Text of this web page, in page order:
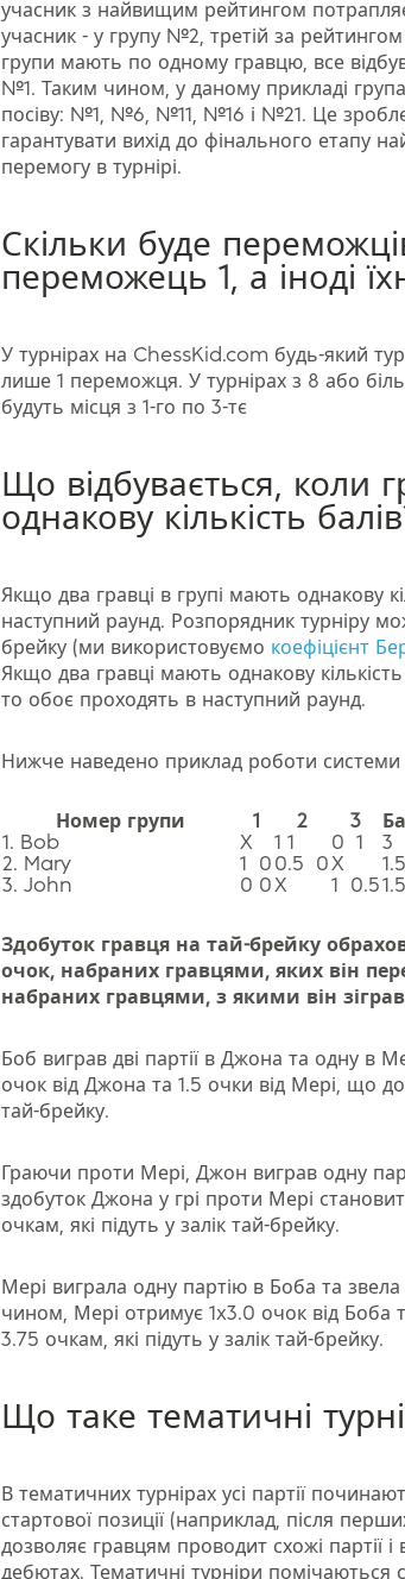
учасник з найвищим рейтингом
учасник - у групу №2, третій за рейтингом
групи мають по одному гравцю, все
№1. Таким чином, у даному прикладі
посіву: №1, №6, №11, №16 і №21. Це
гарантувати вихід до фінального етапу
перемогу в турнірі.
Скільки буде
переможець 1, а іноді
У турнірах на ChessKid.com будь-який
лише 1 переможця. У турнірах з 8 або
будуть місця з 1-го по 3-тє
Що відбувається, коли
однакову кількість
Якщо два гравці в групі мають однакову
наступний раунд. Розпорядник турніру
брейку (ми використовуємо коефіцієнт
Якщо два гравці мають однакову
то обоє проходять в наступний раунд.
Нижче наведено приклад роботи системи
Номер групи 1 2 3
1. Bob
X 1 1 0 1 3
2. Mary
1 0 0.5 0 X 1.5
3. John
0 0 X 1 0.5 1.5
Здобуток гравця на тай-брейку
очок, набраних гравцями, яких він
набраних гравцями, з якими він
Боб виграв дві партії в Джона та одну в
очок від Джона та 1.5 очки від Мері, що
тай-брейку.
Граючи проти Мері, Джон виграв одну
здобуток Джона у грі проти Мері
очкам, які підуть у залік тай-брейку.
Мері виграла одну партію в Боба та
чином, Мері отримує 1x3.0 очок від Боба
3.75 очкам, які підуть у залік тай-брейку.
Що таке тематичні
В тематичних турнірах усі партії
стартової позиції (наприклад, після
дозволяє гравцям проводит схожі партії
дебютах. Тематичні турніри помічаються